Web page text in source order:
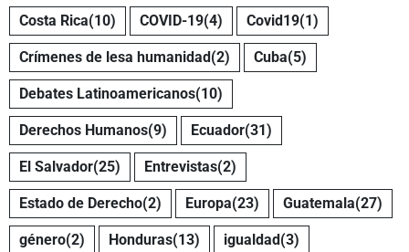
Costa Rica(10) COVID-19(4) Covid19(1)
Crímenes de lesa humanidad (2) Cuba(5)
Debates Latinoamericanos(10)
Derechos Humanos(9) Ecuador(31)
El Salvador(25) Entrevistas(2)
Estado de Derecho(2) Europa(23) Guatemala(27)
género(2) Honduras(13) igualdad (3)